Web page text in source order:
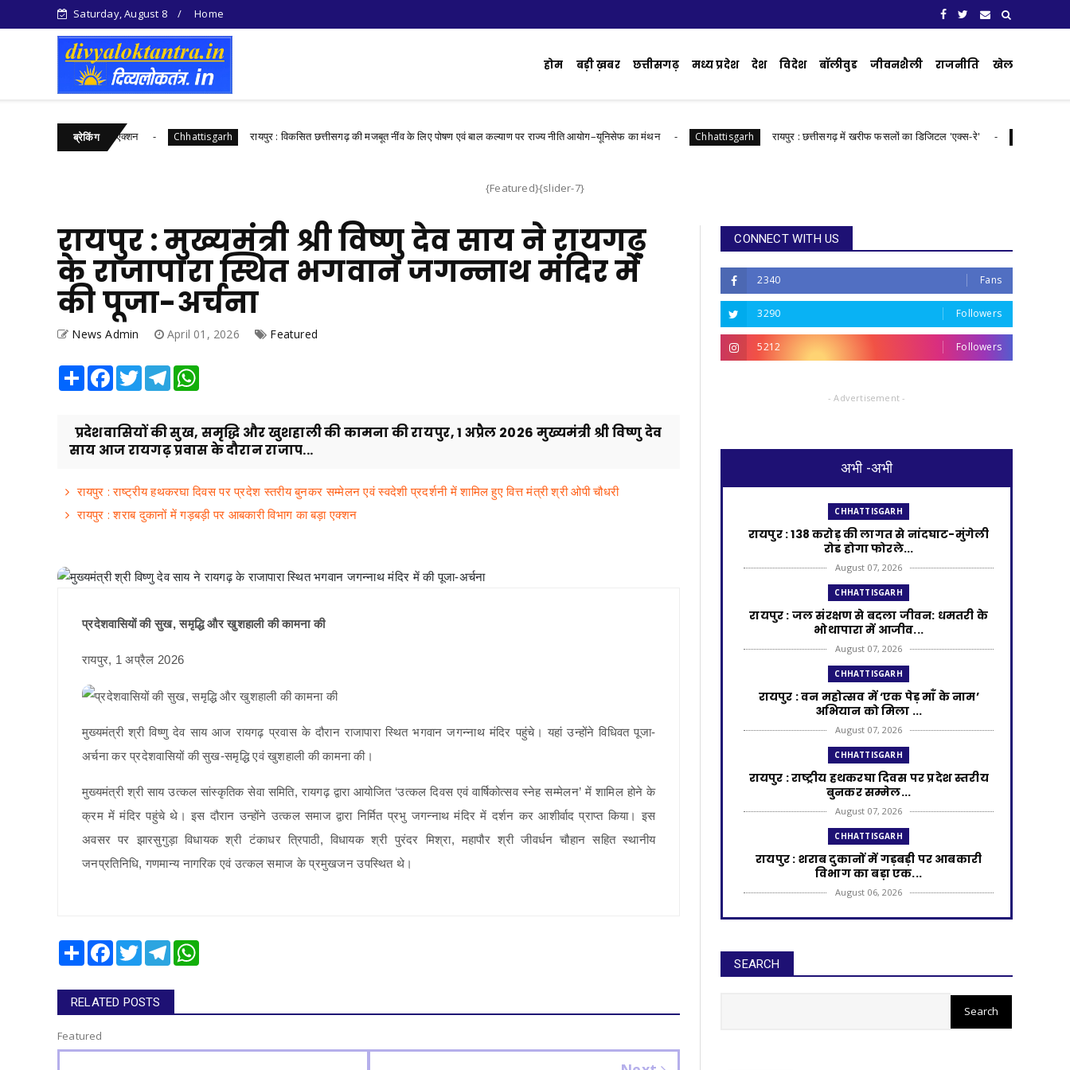
Saturday, August 8 Home
होम बड़ी ख़बर छत्तीसगढ़ मध्य प्रदेश देश विदेश बॉलीवुड जीवनशैली राजनीति खेल
ब्रेकिंग
विभाग का बड़ा एक्शन Chhattisgarh रायपुर : विकसित छत्तीसगढ़ की मजबूत नींव के लिए पोषण एवं बाल कल्याण पर राज्य नीति आयोग–यूनिसेफ का मंथन Chhattisgarh ​रायपुर : ​छत्तीसगढ़ में खरीफ फसलों का डिजिटल 'एक्स-रे' Chhattisgarh
{Featured}{slider-7}
रायपुर : मुख्यमंत्री श्री विष्णु देव साय ने रायगढ़
के राजापारा स्थित भगवान जगन्नाथ मंदिर में
की पूजा-अर्चना
News Admin April 01, 2026 Featured
Share Facebook
TwitterTelegram
प्रदेशवासियों की सुख, समृद्धि और खुशहाली की कामना की रायपुर, 1 अप्रैल 2026 मुख्यमंत्री श्री विष्णु देव
साय आज रायगढ़ प्रवास के दौरान राजाप...
रायपुर : राष्ट्रीय हथकरघा दिवस पर प्रदेश स्तरीय बुनकर सम्मेलन एवं स्वदेशी प्रदर्शनी में शामिल हुए वित्त मंत्री श्री ओपी चौधरी
रायपुर : शराब दुकानों में गड़बड़ी पर आबकारी विभाग का बड़ा एक्शन
प्रदेशवासियों की सुख, समृद्धि और खुशहाली की कामना की
रायपुर, 1 अप्रैल 2026
मुख्यमंत्री श्री विष्णु देव साय आज रायगढ़ प्रवास के दौरान राजापारा स्थित भगवान जगन्नाथ मंदिर पहुंचे। यहां उन्होंने विधिवत पूजा-
अर्चना कर प्रदेशवासियों की सुख-समृद्धि एवं खुशहाली की कामना की।
मुख्यमंत्री श्री साय उत्कल सांस्कृतिक सेवा समिति, रायगढ़ द्वारा आयोजित ‘उत्कल दिवस एवं वार्षिकोत्सव स्नेह सम्मेलन’ में शामिल होने के
क्रम में मंदिर पहुंचे थे। इस दौरान उन्होंने उत्कल समाज द्वारा निर्मित प्रभु जगन्नाथ मंदिर में दर्शन कर आशीर्वाद प्राप्त किया। इस
अवसर पर झारसुगुड़ा विधायक श्री टंकाधर त्रिपाठी, विधायक श्री पुरंदर मिश्रा, महापौर श्री जीवर्धन चौहान सहित स्थानीय
जनप्रतिनिधि, गणमान्य नागरिक एवं उत्कल समाज के प्रमुखजन उपस्थित थे।
Share Facebook
TwitterTelegram
RELATED POSTS
Featured
CONNECT WITH US
2340 Fans
3290 Followers
5212 Followers
- Advertisement -
अभी -अभी
CHHATTISGARH
रायपुर : 138 करोड़ की लागत से नांदघाट-मुंगेली
रोड होगा फोरले...
August 07, 2026
CHHATTISGARH
रायपुर : जल संरक्षण से बदला जीवन: धमतरी के
भोथापारा में आजीव...
August 07, 2026
CHHATTISGARH
रायपुर : वन महोत्सव में ‘एक पेड़ माँ के नाम’
अभियान को मिला ...
August 07, 2026
CHHATTISGARH
रायपुर : राष्ट्रीय हथकरघा दिवस पर प्रदेश स्तरीय
बुनकर सम्मेल...
August 07, 2026
CHHATTISGARH
रायपुर : शराब दुकानों में गड़बड़ी पर आबकारी
विभाग का बड़ा एक...
August 06, 2026
CHHATTISGARH
August 06, 2026
SEARCH
रायपुर : आरसीसी नालियों के निर्माण